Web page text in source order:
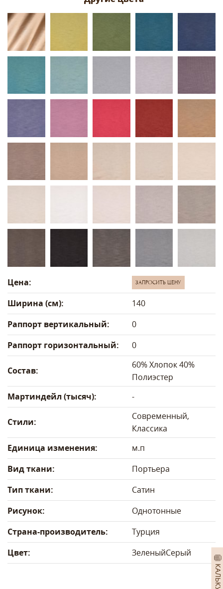
Цена: ЗАПРОСИТЬ ЦЕНУ
Ширина (см):
140
Раппорт вертикальный:
0
Раппорт горизонтальный:
0
Состав:
60% Хлопок 40%
Полиэстер
Мартиндейл (тысяч):
-
Стили:
Современный,
Классика
Единица изменения:
м.п
Вид ткани:
Портьера
Тип ткани:
Сатин
Рисунок:
Однотонные
Страна-производитель:
Турция
Цвет:
ЗеленыйСерый